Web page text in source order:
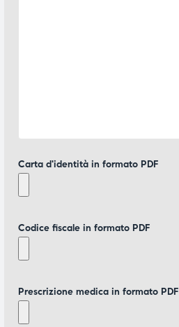
Carta d'identità in formato PDF
Codice fiscale in formato PDF
Prescrizione medica in formato PDF